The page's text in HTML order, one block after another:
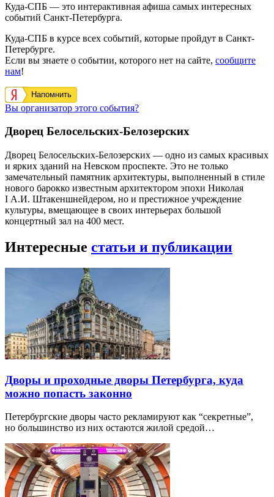
Куда-СПБ — это интерактивная афиша самых интересных
событий Санкт-Петербурга.
Куда-СПБ в курсе всех событий, которые пройдут в Санкт-
Петербурге.
Если вы знаете о событии, которого нет на сайте, сообщите
нам!
Напомнить
Вы организатор этого события?
Дворец Белосельских-Белозерских
Дворец Белосельских-Белозерских — одно из самых красивых
и ярких зданий на Невском проспекте. Это не только
замечательный памятник архитектуры, выполненный в стиле
нового барокко известным архитектором эпохи Николая
I А.И. Штакеншнейдером, но и престижное учреждение
культуры, вмещающее в своих интерьерах большой
концертный зал на 400 мест.
Интересные статьи и публикации
Дворы и проходные дворы Петербурга, куда
можно попасть законно
Петербургские дворы часто рекламируют как “секретные”,
но большинство из них остаются жилой средой…